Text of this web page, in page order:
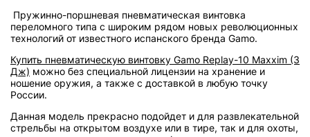
Пружинно-поршневая пневматическая винтовка
переломного типа с широким рядом новых революционных
технологий от известного испанского бренда Gamo.
Купить пневматическую винтовку Gamo Replay-10 Maxxim (3
Дж) можно без специальной лицензии на хранение и
ношение оружия, а также с доставкой в любую точку
России.
Данная модель прекрасно подойдет и для развлекательной
стрельбы на открытом воздухе или в тире, так и для охоты,